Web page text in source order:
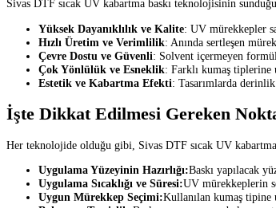
Sivas DTF sıcak UV kabartma baskı teknolojisinin
Yüksek Dayanıklılık ve Kalite: UV mürekkepler
Hızlı Üretim ve Verimlilik: Anında sertleşen
Çevre Dostu ve Güvenli: Solvent içermeyen
Çok Yönlülük ve Esneklik: Farklı kumaş tiplerine
Estetik ve Kabartma Efekti: Tasarımlarda
İşte Dikkat Edilmesi Gereken
Her teknolojide olduğu gibi, Sivas DTF sıcak UV
Uygulama Yüzeyinin Hazırlığı:Baskı yapılacak
Uygulama Sıcaklığı ve Süresi:UV mürekkeplerin
Uygun Mürekkep Seçimi:Kullanılan kumaş